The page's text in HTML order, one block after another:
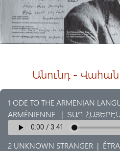
Անունդ - Վահան
1 ODE TO THE ARMENIAN
ARMÉNIENNE
| ՏԱՂ
2 UNKNOWN STRANGER |